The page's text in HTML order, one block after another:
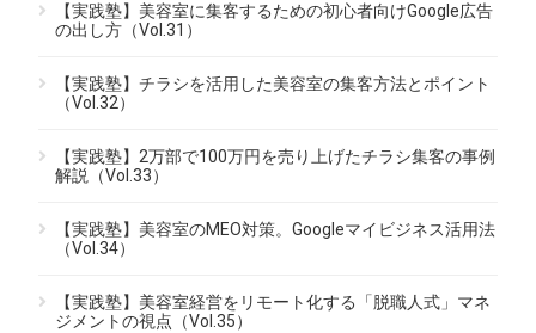
【実践塾】美容室に集客するための初心者向けGoogle広告
の出し方（Vol.31）
【実践塾】チラシを活用した美容室の集客方法とポイント
（Vol.32）
【実践塾】2万部で100万円を売り上げたチラシ集客の事例
解説（Vol.33）
【実践塾】美容室のMEO対策。Googleマイビジネス活用法
（Vol.34）
【実践塾】美容室経営をリモート化する「脱職人式」マネ
ジメントの視点（Vol.35）